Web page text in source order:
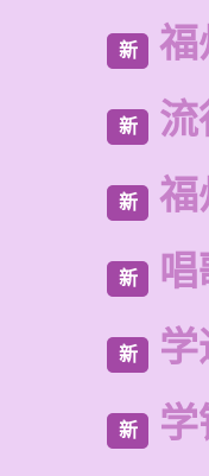
新 福
新 流
新 福
新
新
新 学